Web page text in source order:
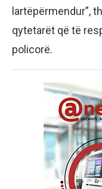
lartëpërmendur”,
qytetarët që të
policorë.